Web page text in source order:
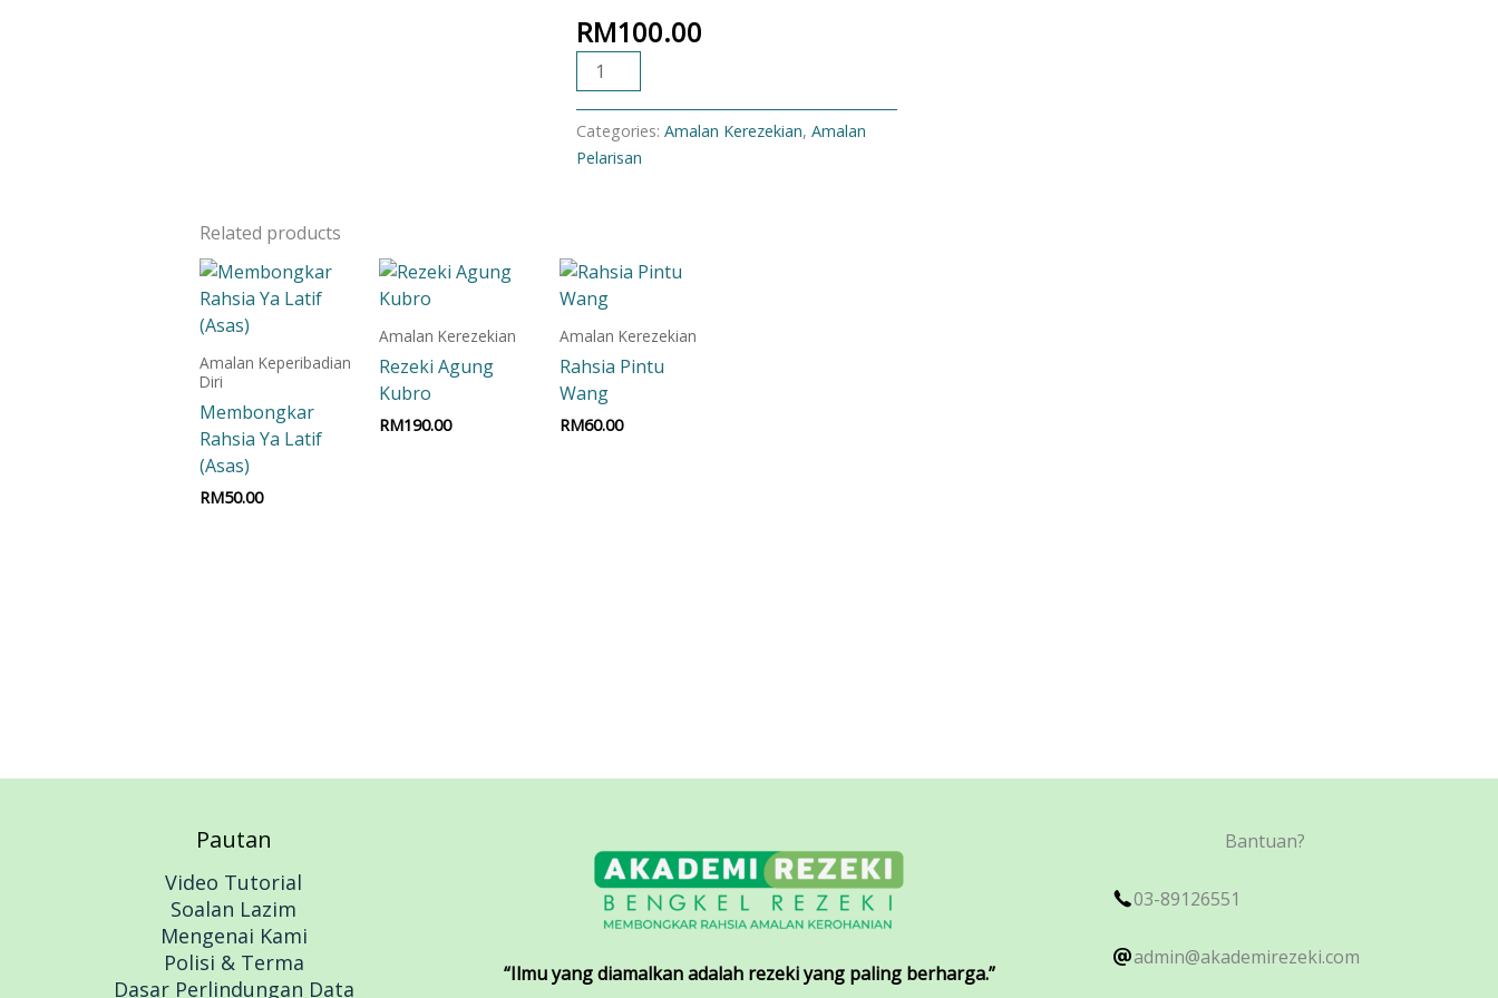
RM100.00
Categories:Amalan Kerezekian,Amalan
Pelarisan
Related products
Amalan Keperibadian
Diri
Membongkar
Rahsia Ya Latif
(Asas)
RM50.00
Amalan Kerezekian
Rezeki Agung
Kubro
RM190.00
Amalan Kerezekian
Rahsia Pintu
Wang
RM60.00
Pautan
Video Tutorial
Soalan Lazim
Mengenai Kami
Polisi & Terma
Dasar Perlindungan Data
“Ilmu yang diamalkan adalah rezeki yang paling berharga.”
Bantuan?
03-89126551
admin@akademirezeki.com